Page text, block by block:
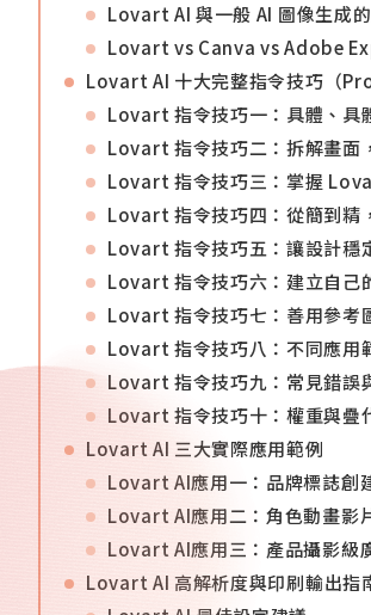
Lovart AI 與一般 AI 圖像生成
Lovart vs Canva vs Adobe
Lovart AI 十大完整指令技巧（
Lovart 指令技巧一：具體、具
Lovart 指令技巧二：拆解畫面
Lovart 指令技巧三：掌握
Lovart 指令技巧四：從簡到精
Lovart 指令技巧五：讓設計穩
Lovart 指令技巧六：建立自
Lovart 指令技巧七：善用參考
Lovart 指令技巧八：不同應用
Lovart 指令技巧九：常見錯誤
Lovart 指令技巧十：權重與疊
Lovart AI 三大實際應用範例
Lovart AI應用一：品牌標誌創
Lovart AI應用二：角色動畫影
Lovart AI應用三：產品攝影級
Lovart AI 高解析度與印刷輸出指